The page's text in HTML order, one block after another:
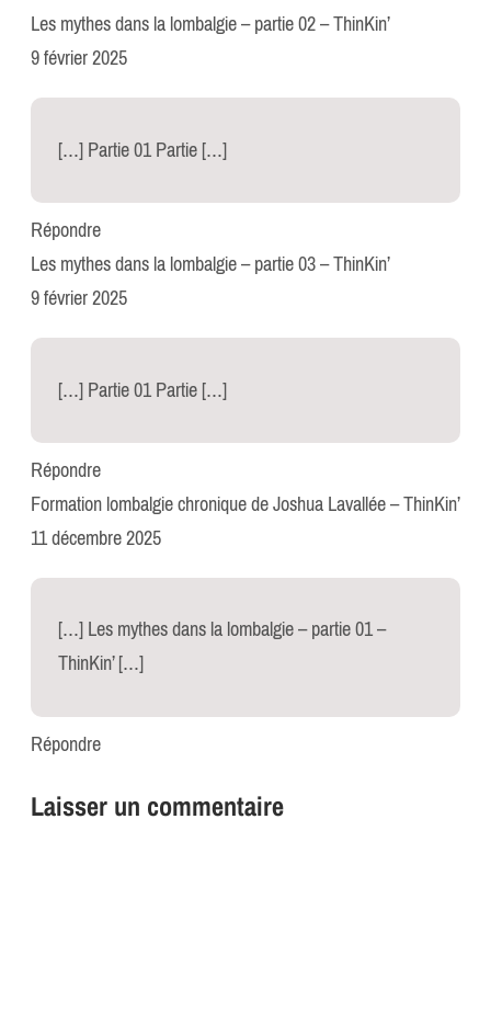
Les mythes dans la lombalgie – partie 02 – ThinKin’
9 février 2025
[…] Partie 01 Partie […]
Répondre
Les mythes dans la lombalgie – partie 03 – ThinKin’
9 février 2025
[…] Partie 01 Partie […]
Répondre
Formation lombalgie chronique de Joshua Lavallée – ThinKin’
11 décembre 2025
[…] Les mythes dans la lombalgie – partie 01 –
ThinKin’ […]
Répondre
Laisser un commentaire